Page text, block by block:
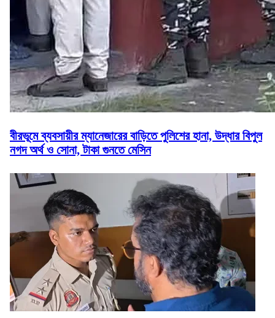
বীরভূমে ব্যবসায়ীর ম্যানেজারের বাড়িতে পুলিশের হানা, উদ্ধার বিপুল
নগদ অর্থ ও সোনা, টাকা গুনতে মেসিন